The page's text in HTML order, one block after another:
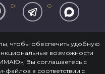
чтобы обеспечить удобную
возможности
Вы соглашаетесь с
файлов в соответствии c